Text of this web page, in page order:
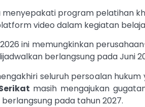
program pelatihan
video dalam kegiatan
ini memungkinkan
berlangsung pada Juni
seluruh persoalan hukum
masih mengajukan
pada tahun 2027.